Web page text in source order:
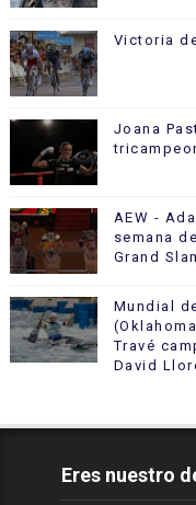
Victoria
Joana
AEW -
semana
Grand
Mundial
Travé
David
Eres nuestro